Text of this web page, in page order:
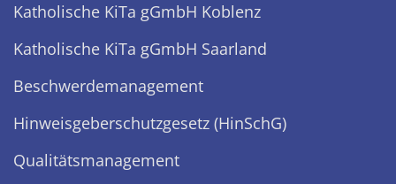
Katholische KiTa gGmbH Koblenz
Katholische KiTa gGmbH Saarland
Beschwerdemanagement
Hinweisgeberschutzgesetz (HinSchG)
Qualitätsmanagement